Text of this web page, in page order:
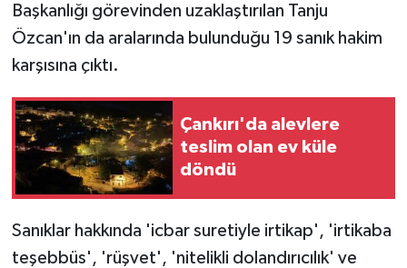
Başkanlığı görevinden uzaklaştırılan Tanju
Özcan'ın da aralarında bulunduğu 19 sanık hakim
karşısına çıktı.
Çankırı'da alevlere
teslim olan ev küle
döndü
Sanıklar hakkında 'icbar suretiyle irtikap', 'irtikaba
teşebbüs', 'rüşvet', 'nitelikli dolandırıcılık' ve